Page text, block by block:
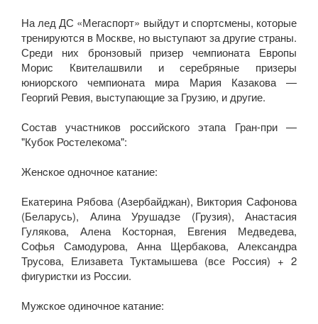
На лед ДС «Мегаспорт» выйдут и спортсмены, которые
тренируются в Москве, но выступают за другие страны.
Среди них бронзовый призер чемпионата Европы
Морис Квителашвили и серебряные призеры
юниорского чемпионата мира Мария Казакова —
Георгий Ревия, выступающие за Грузию, и другие.
Состав участников российского этапа Гран-при —
"Кубок Ростелекома":
Женcкое одночное катание:
Екатерина Рябова (Азербайджан), Виктория Сафонова
(Беларусь), Алина Урушадзе (Грузия), Анастасия
Гулякова, Алена Косторная, Евгения Медведева,
Софья Самодурова, Анна Щербакова, Александра
Трусова, Елизавета Туктамышева (все Россия) + 2
фигуристки из России.
Мужское одиночное катание: